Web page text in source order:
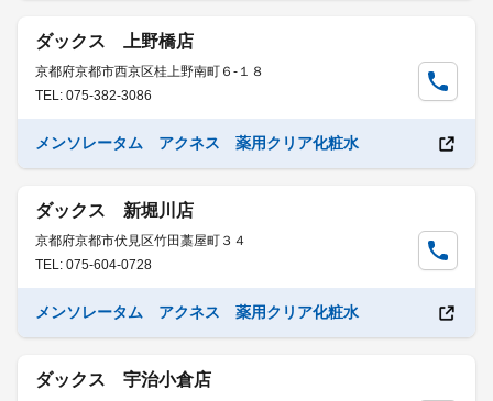
ダックス 上野橋店
京都府京都市西京区桂上野南町６-１８
TEL: 075-382-3086
メンソレータム アクネス 薬用クリア化粧水
ダックス 新堀川店
京都府京都市伏見区竹田藁屋町３４
TEL: 075-604-0728
メンソレータム アクネス 薬用クリア化粧水
ダックス 宇治小倉店